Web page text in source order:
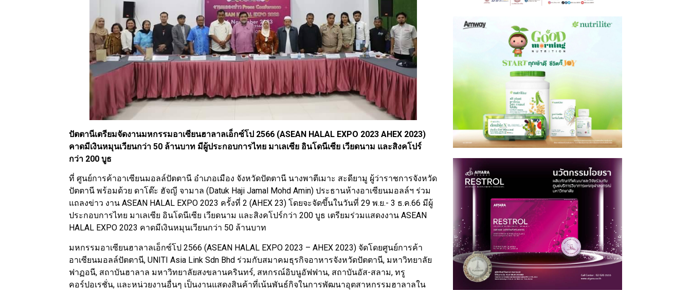
ปัตตานีเตรียมจัดงานมหกรรมอาเซียนฮาลาลเอ็กซ์โป 2566 (ASEAN HALAL EXPO 2023 AHEX 2023)
คาดมีเงินหมุนเวียนกว่า 50 ล้านบาท มีผู้ประกอบการไทย มาเลเซีย อินโดนีเซีย เวียดนาม และสิงคโปร์
กว่า 200 บูธ
ที่ ศูนย์การค้าอาเซียนมอลล์ปัตตานี อำเภอเมือง จังหวัดปัตตานี นางพาตีเมาะ สะดียามู ผู้ว่าราชการจังหวัด
ปัตตานี พร้อมด้วย ดาโต๊ะ ฮัจญี จามาล (Datuk Haji Jamal Mohd Amin) ประธานห้างอาเซียนมอลล์ฯ ร่วม
แถลงข่าว งาน ASEAN HALAL EXPO 2023 ครั้งที่ 2 (AHEX 23) โดยจะจัดขึ้นในวันที่ 29 พ.ย.- 3 ธ.ค.66 มีผู้
ประกอบการไทย มาเลเซีย อินโดนีเซีย เวียดนาม และสิงคโปร์กว่า 200 บูธ เตรียมร่วมแสดงงาน ASEAN
HALAL EXPO 2023 คาดมีเงินหมุนเวียนกว่า 50 ล้านบาท
มหกรรมอาเซียนฮาลาลเอ็กซ์โป 2566 (ASEAN HALAL EXPO 2023 – AHEX 2023) จัดโดยศูนย์การค้า
อาเซียนมอลล์ปัตตานี, UNITI Asia Link Sdn Bhd ร่วมกับสมาคมธุรกิจอาหารจังหวัดปัตตานี, มหาวิทยาลัย
ฟาฏอนี, สถาบันฮาลาล มหาวิทยาลัยสงขลานครินทร์, สหกรณ์อิบนูอัฟฟาน, สถาบันอัส-สลาม, ทรู
คอร์ปอเรชั่น, และหน่วยงานอื่นๆ เป็นงานแสดงสินค้าที่เน้นพันธ์กิจในการพัฒนาอุตสาหกรรมฮาลาลใน